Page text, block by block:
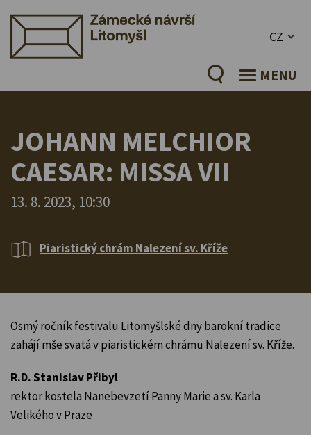
CZ
MENU
JOHANN MELCHIOR
CAESAR: MISSA VII
13. 8. 2023, 10:30
Piaristický chrám Nalezení sv. Kříže
Osmý ročník festivalu Litomyšlské dny barokní tradice
zahájí mše svatá v piaristickém chrámu Nalezení sv. Kříže.
R.D. Stanislav Přibyl
rektor kostela Nanebevzetí Panny Marie a sv. Karla
Velikého v Praze